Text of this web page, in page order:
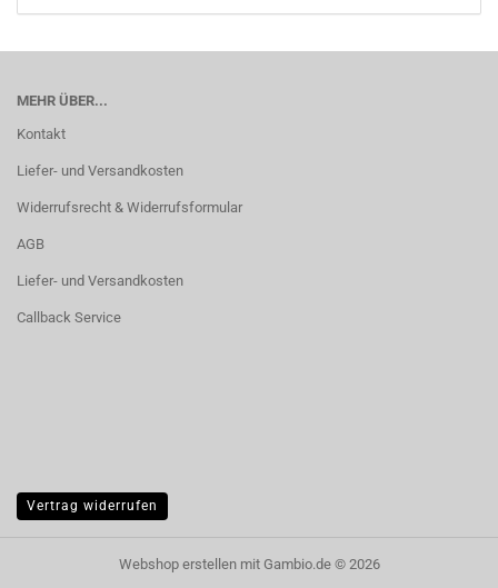
MEHR ÜBER...
Kontakt
Liefer- und Versandkosten
Widerrufsrecht & Widerrufsformular
AGB
Liefer- und Versandkosten
Callback Service
Vertrag widerrufen
Webshop erstellenmit Gambio.de © 2026